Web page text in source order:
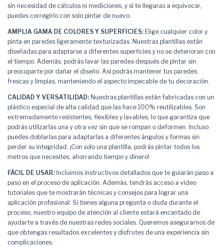
sin necesidad de cálculos ni mediciones, y si te llegaras a equivocar,
puedes corregirlo con solo pintar de nuevo.
AMPLIA GAMA DE COLORES Y SUPERFICIES: Elige cualquier color y
pinta en paredes ligeramente texturizadas. Nuestras plantillas están
diseñadas para adaptarse a diferentes superficies y no se deterioran con
el tiempo. Además, podrás lavar las paredes después de pintar sin
preocuparte por dañar el diseño. Así podrás mantener tus paredes
frescas y limpias, manteniendo el aspecto impecable de tu decoración.
CALIDAD Y VERSATILIDAD: Nuestras plantillas están fabricadas con un
plástico especial de alta calidad que las hace 100% reutilizables. Son
extremadamente resistentes, flexibles y lavables, lo que garantiza que
podrás utilizarlas una y otra vez sin que se rompan o deformen. Incluso
puedes doblarlas para adaptarlas a diferentes ángulos y formas sin
perder su integridad. ¡Con solo una plantilla, podrás pintar todos los
metros que necesites, ahorrando tiempo y dinero!
FÁCIL DE USAR: Incluimos instructivos detallados que te guiarán paso a
paso en el proceso de aplicación. Además, tendrás acceso a video
tutoriales que te mostrarán técnicas y consejos para lograr una
aplicación profesional. Si tienes alguna pregunta o duda durante el
proceso, nuestro equipo de atención al cliente estará encantado de
ayudarte a través de nuestras redes sociales. Queremos asegurarnos de
que obtengas resultados excelentes y disfrutes de una experiencia sin
complicaciones.